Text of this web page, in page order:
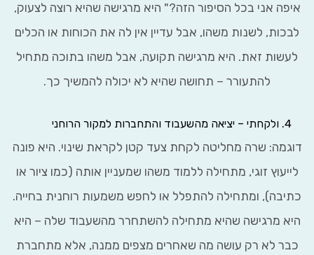
אני בכל הסיפור הזה?" היא מרגישה שהיא רוצה לצעוק,
לשנות משהו, אבל עדיין אין לה את הכוחות או הכלים
זאת. היא מרגישה תקועה, אבל משהו בתוכה מתחיל
להתעורר – תחושה שהיא לא יכולה להמשיך כך.
ולקחתי – יציאה מהשעבוד והתחברות למקור הרוחני
שרה מחליטה לקחת צעד קטן לקראת שינוי. היא פונה
זוגי, מתחילה ללמוד משהו שמעניין אותה (כמו ציור או
ומתחילה להתפלל או לחפש משמעות רוחנית בחייה.
מרגישה שהיא מתחילה להשתחרר מהשעבוד שלה – היא
לא רק עושה מה שאחרים מצפים ממנה, אלא מתחברת